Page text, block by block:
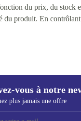
du prix, du stock
produit. En
vous à notre
plus jamais une offre
de